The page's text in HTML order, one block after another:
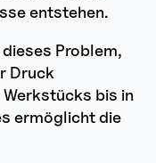
entstehen.
Problem,
Druck
bis in
ermöglicht die